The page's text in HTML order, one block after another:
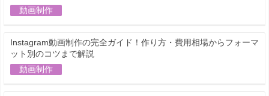
動画制作
Instagram動画制作の完全ガイド！作り方・費用相場からフォーマ
ット別のコツまで解説
動画制作